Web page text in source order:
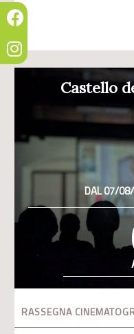
Castello
DAL 07/
RASSEGNA